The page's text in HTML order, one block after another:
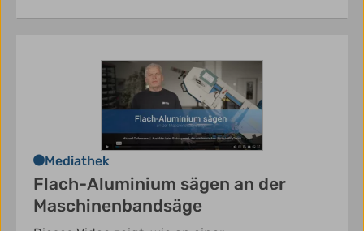
Mediathek
Flach-Aluminium sägen an der
Maschinenbandsäge